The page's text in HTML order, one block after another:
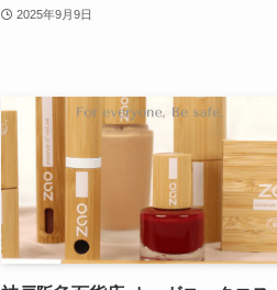
2025年9月9日